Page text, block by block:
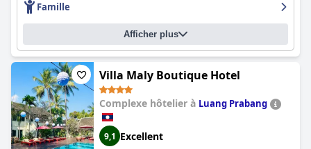
Famille
Afficher plus
Villa Maly Boutique Hotel
Complexe hôtelier à Luang Prabang
9,1 Excellent